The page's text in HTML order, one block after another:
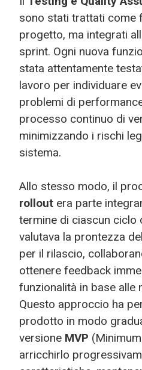
sono stati trattati come
progetto, ma integrati
sprint. Ogni nuova
stata attentamente
lavoro per individuare
problemi di
processo continuo di
minimizzando i rischi
sistema.
Allo stesso modo, il
rollout era parte
termine di ciascun ciclo
valutava la prontezza
per il rilascio,
ottenere feedback
funzionalità in base alle
Questo approccio ha
prodotto in modo
versione MVP
arricchirlo